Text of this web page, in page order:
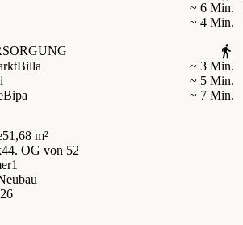
~ 6 Min.
~ 4 Min.
Billa
~ 3 Min.
~ 5 Min.
Bipa
~ 7 Min.
51,68 m²
44. OG von 52
1